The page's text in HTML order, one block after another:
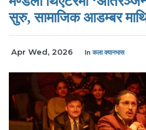
सुरु, सामाजिक आडम्बर
Apr Wed, 2026 In कला क्यानभास